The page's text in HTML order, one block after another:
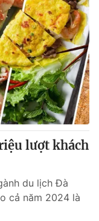
lượt khách
du lịch Đà
cả năm 2024 là